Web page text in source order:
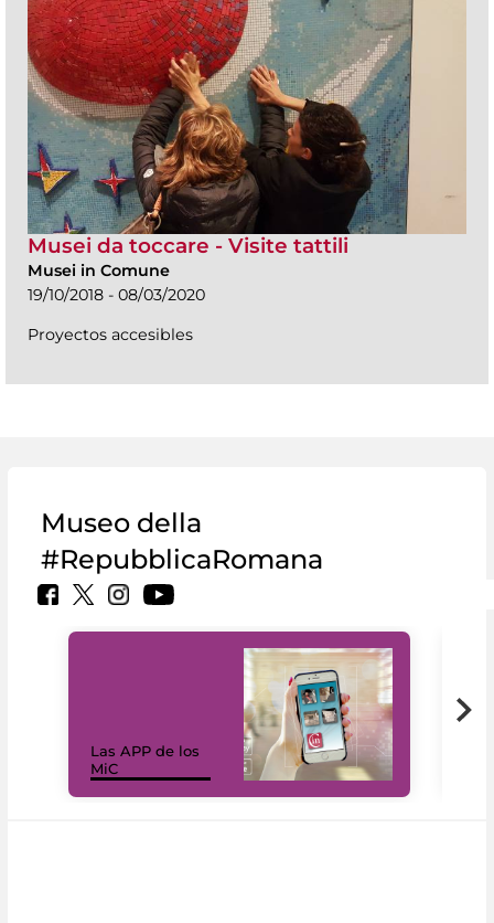
Musei da toccare - Visite tattili
Musei in Comune
19/10/2018 - 08/03/2020
Proyectos accesibles
Museo della
#RepubblicaRomana
Las APP de los
MiC